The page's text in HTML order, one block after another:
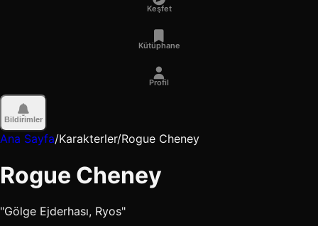
Keşfet
Kütüphane
Profil
Bildirimler
Ana Sayfa/Karakterler/Rogue Cheney
Rogue Cheney
"Gölge Ejderhası, Ryos"